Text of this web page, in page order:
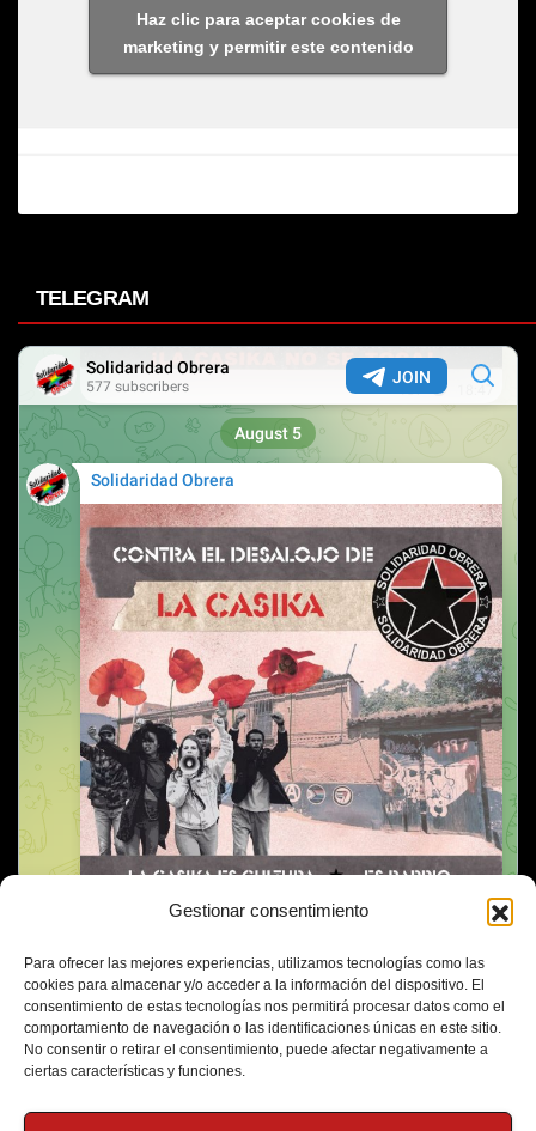
Gestionar consentimiento
Para ofrecer las mejores experiencias, utilizamos tecnologías como las
cookies para almacenar y/o acceder a la información del dispositivo. El
consentimiento de estas tecnologías nos permitirá procesar datos como el
comportamiento de navegación o las identificaciones únicas en este sitio.
No consentir o retirar el consentimiento, puede afectar negativamente a
ciertas características y funciones.
Haz clic para aceptar cookies de
marketing y permitir este contenido
TELEGRAM